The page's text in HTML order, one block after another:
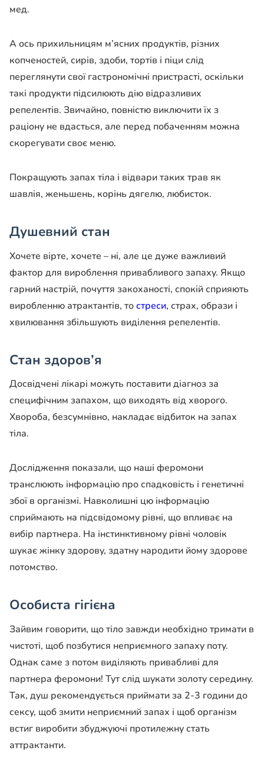
мед.
А ось прихильницям м’ясних продуктів, різних
копченостей, сирів, здоби, тортів і піци слід
переглянути свої гастрономічні пристрасті, оскільки
такі продукти підсилюють дію відразливих
репелентів. Звичайно, повністю виключити їх з
раціону не вдасться, але перед побаченням можна
скорегувати своє меню.
Покращують запах тіла і відвари таких трав як
шавлія, женьшень, корінь дягелю, любисток.
Душевний стан
Хочете вірте, хочете – ні, але це дуже важливий
фактор для вироблення привабливого запаху. Якщо
гарний настрій, почуття закоханості, спокій сприяють
виробленню атрактантів, тостреси, страх, образи і
хвилювання збільшують виділення репелентів.
Стан здоров’я
Досвідчені лікарі можуть поставити діагноз за
специфічним запахом, що виходять від хворого.
Хвороба, безсумнівно, накладає відбиток на запах
тіла.
Дослідження показали, що наші феромони
транслюють інформацію про спадковість і генетичні
збої в організмі. Навколишні цю інформацію
сприймають на підсвідомому рівні, що впливає на
вибір партнера. На інстинктивному рівні чоловік
шукає жінку здорову, здатну народити йому здорове
потомство.
Особиста гігієна
Зайвим говорити, що тіло завжди необхідно тримати в
чистоті, щоб позбутися неприємного запаху поту.
Однак саме з потом виділяють привабливі для
партнера феромони! Тут слід шукати золоту середину.
Так, душ рекомендується приймати за 2-3 години до
сексу, щоб змити неприємний запах і щоб організм
встиг виробити збуджуючі протилежну стать
аттрактанти.